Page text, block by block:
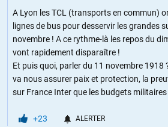
A Lyon les TCL (transports en commun)
lignes de bus pour desservir les grandes
novembre ! A ce rythme-là les repos du
vont rapidement disparaître !
Et puis quoi, parler du 11 novembre 1918
va nous assurer paix et protection, la
sur France Inter que les budgets
+23 ALERTER